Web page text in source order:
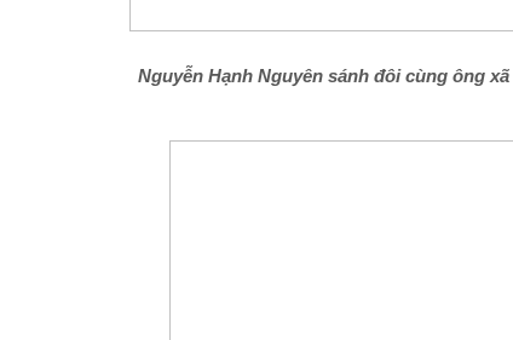
Nguyễn Hạnh Nguyên sánh đôi cùng ông xã